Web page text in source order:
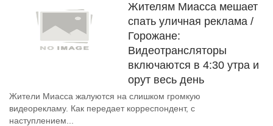
Жителям Миасса мешает
спать уличная реклама /
Горожане:
Видеотрансляторы
включаются в 4:30 утра и
орут весь день
Жители Миасса жалуются на слишком громкую
видеорекламу. Как передает корреспондент, с
наступлением...